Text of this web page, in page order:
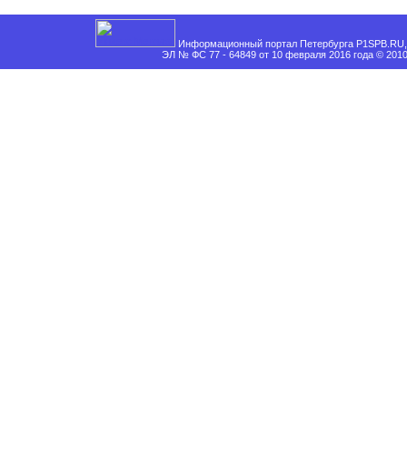
Информационный портал Петербурга
ЭЛ № ФС 77 - 64849 от 10 февраля 2016 года ©